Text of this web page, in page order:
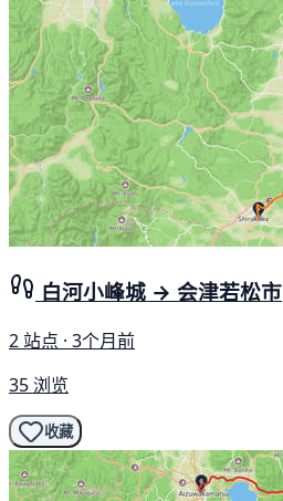
白河小峰城 → 会津若松市
2 站点 · 3个月前
35 浏览
收藏